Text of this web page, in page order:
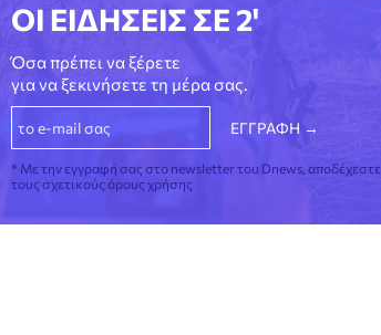
ΟΙ ΕΙΔΗΣΕΙΣ ΣΕ 2'
Όσα πρέπει να ξέρετε
για να ξεκινήσετε τη μέρα σας.
* Με την εγγραφή σας στο newsletter του Dnews, αποδέχεστε
τους σχετικούς όρους χρήσης